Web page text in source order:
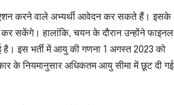
करने वाले अभ्यर्थी आवेदन कर सकते हैं। इसके
कर सकेंगे। हालांकि, चयन के दौरान उन्होंने फाइनल
है। इस भर्ती में आयु की गणना 1 अगस्त 2023 को
के नियमानुसार अधिकतम आयु सीमा में छूट दी गई